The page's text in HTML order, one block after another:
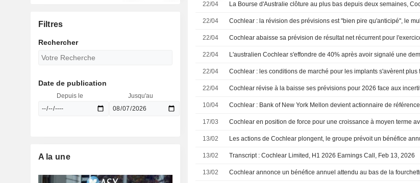
22/04
22/04
22/04
22/04
22/04
22/04
10/04 Cochlear : Bank of New York Mellon devient actionnaire de référence
17/03
13/02
13/02 Transcript : Cochlear Limited, H1 2026 Earnings Call, Feb 13, 2026
13/02
Filtres
Rechercher
Date de publication
Depuis le Jusqu'au
A la une